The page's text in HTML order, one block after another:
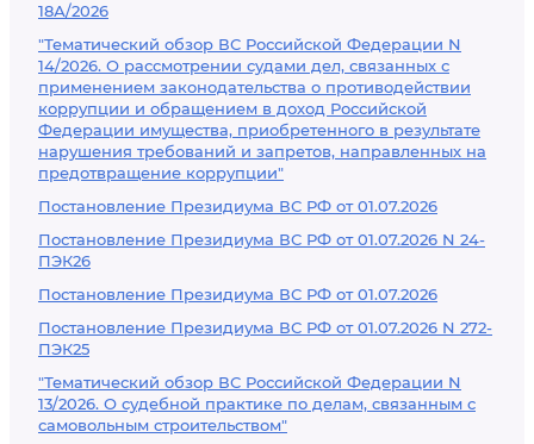
18А/2026
"Тематический обзор ВС Российской Федерации N
14/2026. О рассмотрении судами дел, связанных с
применением законодательства о противодействии
коррупции и обращением в доход Российской
Федерации имущества, приобретенного в результате
нарушения требований и запретов, направленных на
предотвращение коррупции"
Постановление Президиума ВС РФ от 01.07.2026
Постановление Президиума ВС РФ от 01.07.2026 N 24-
ПЭК26
Постановление Президиума ВС РФ от 01.07.2026
Постановление Президиума ВС РФ от 01.07.2026 N 272-
ПЭК25
"Тематический обзор ВС Российской Федерации N
13/2026. О судебной практике по делам, связанным с
самовольным строительством"